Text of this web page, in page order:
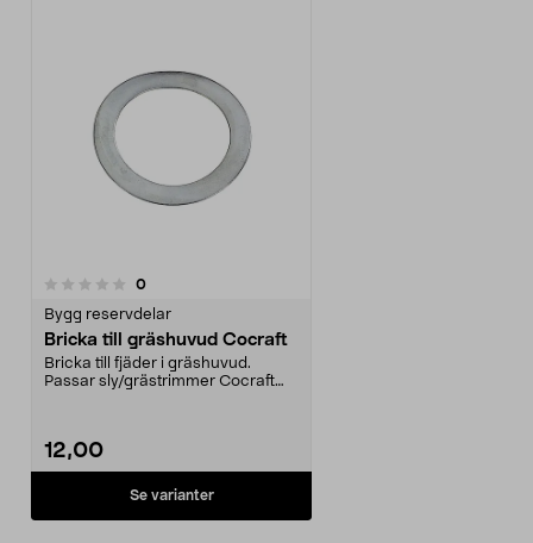
0recensioner
Bygg reservdelar
Bricka till gräshuvud Cocraft
Bricka till fjäder i gräshuvud.
Passar sly/grästrimmer Cocraft
12,00
Se varianter